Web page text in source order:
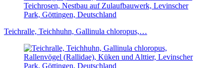
Teichralle, Teichhuhn, Gallinula chloropus,…